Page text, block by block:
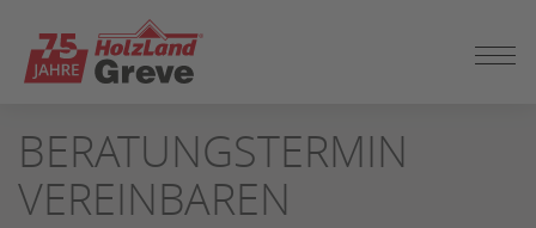
SEITENINHALT
SPRINGEN
BERATUNGSTERMIN
VEREINBAREN